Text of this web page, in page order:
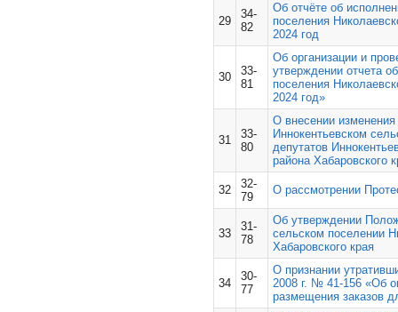
29
34-
82
Об отчёте об
поселения
2024 год
30
33-
81
Об организации и
утверждении отчета
поселения
2024 год»
31
33-
80
О внесении
Иннокентьевском
депутатов
района Хабаровского
32
32-
79
О рассмотрении
33
31-
78
Об утверждении
сельском поселении
Хабаровского края
34
30-
77
О признании
2008 г. № 41-156 «Об
размещения заказов